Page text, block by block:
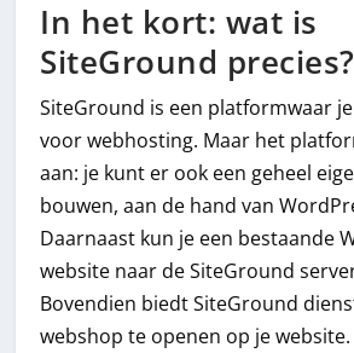
In het kort: wat is
SiteGround precies?
SiteGround is een platformwaar
voor webhosting. Maar het
aan: je kunt er ook een geheel
bouwen, aan de hand van
Daarnaast kun je een bestaande
website naar de SiteGround
Bovendien biedt SiteGround
webshop te openen op je website.